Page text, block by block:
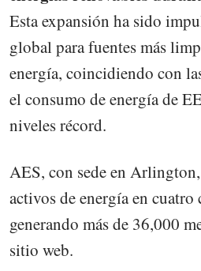
Esta expansión ha sido
global para fuentes más
energía, coincidiendo con
el consumo de energía de
niveles récord.
AES, con sede en
activos de energía en cuatro
generando más de 36,000
sitio web.